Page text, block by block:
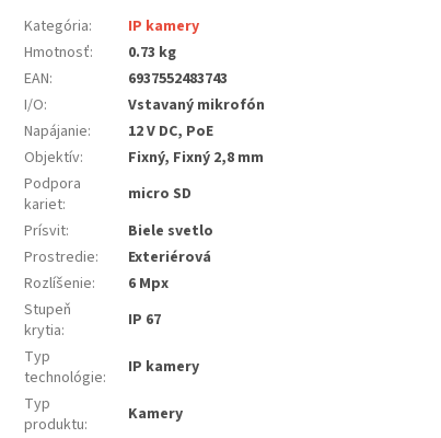
Kategória:
IP kamery
Hmotnosť:
0.73 kg
EAN:
6937552483743
I/O:
Vstavaný mikrofón
Napájanie:
12 V DC, PoE
Objektív:
Fixný, Fixný 2,8 mm
Podpora
kariet:
micro SD
Prísvit:
Biele svetlo
Prostredie:
Exteriérová
Rozlíšenie:
6 Mpx
Stupeň
krytia:
IP 67
Typ
technológie:
IP kamery
Typ
produktu:
Kamery